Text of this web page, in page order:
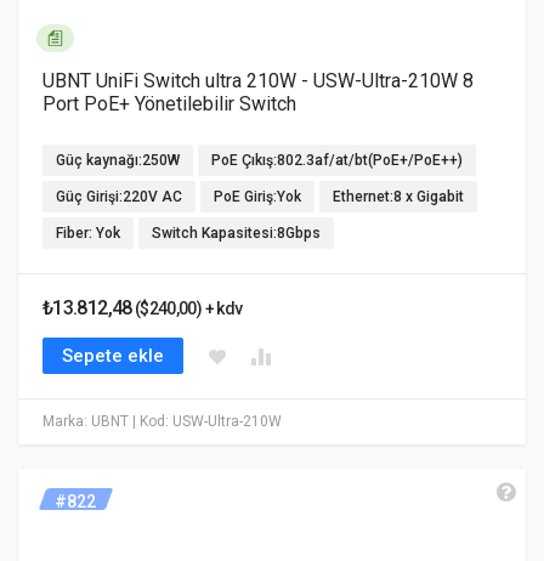
Marka: UBNT | Kod: USW-Ultra-210W
UBNT UniFi Switch ultra 210W - USW-Ultra-210W 8
Port PoE+ Yönetilebilir Switch
Güç kaynağı:250W PoE Çıkış:802.3af/at/bt(PoE+/PoE++)
Güç Girişi:220V AC PoE Giriş:Yok Ethernet:8 x Gigabit
Fiber: Yok Switch Kapasitesi:8Gbps
₺13.812,48($240,00) + kdv
Sepete ekle
#822